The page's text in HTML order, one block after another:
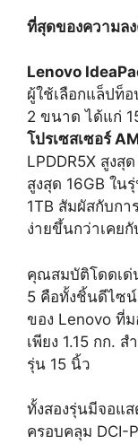
ที่สุดของความล
Lenovo
ผู้ใช้เลือกแล็ปท็อ
2 ขนาด ได้แก่
โปรเซสเซอร์
LPDDR5X สูงสุ
สูงสุด 16GB ใน
1TB สัมผัสกับกา
ง่ายขึ้นกว่าเคยกั
คุณสมบัติโดดเด่
5 คือทั้งชิ้นดีไซ
ของ Lenovo ที่
เพียง 1.15 กก.
รุ่น 15 นิ้ว
ทั้งสองรุ่นมีจอแ
ครอบคลุม DCI-